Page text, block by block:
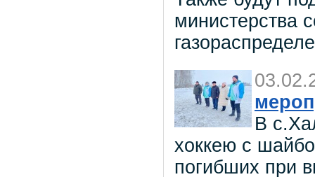
министерства
В
хоккею с
погибших при